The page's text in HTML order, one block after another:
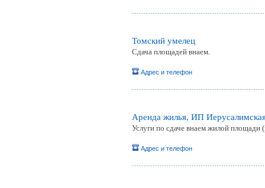
Томский умелец
Cдача площадей внаем.
Адрес и телефон
Аренда жилья, ИП
Услуги по сдаче внаем жилой площади
Адрес и телефон